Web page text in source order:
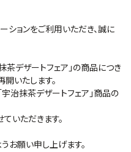
ションをご利用いただき、誠に
デザートフェア」の商品につき
開いたします。
宇治抹茶デザートフェア」商品の
いただきます。
お願い申し上げます。